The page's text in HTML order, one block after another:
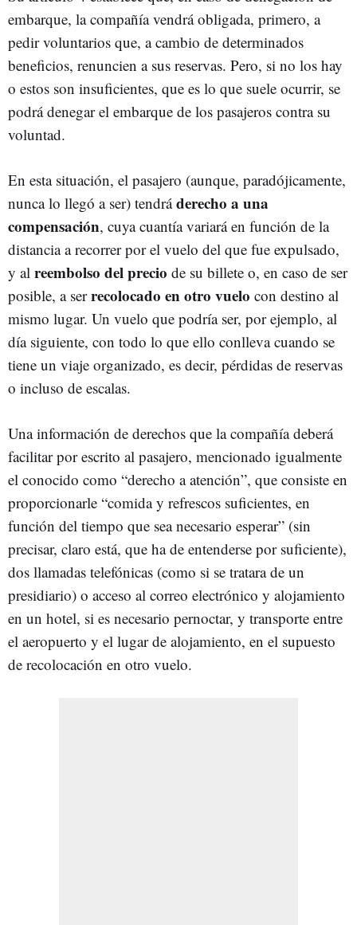
embarque, la compañía vendrá obligada, primero, a
pedir voluntarios que, a cambio de determinados
beneficios, renuncien a sus reservas. Pero, si no los hay
o estos son insuficientes, que es lo que suele ocurrir, se
podrá denegar el embarque de los pasajeros contra su
voluntad.
En esta situación, el pasajero (aunque, paradójicamente,
nunca lo llegó a ser) tendráderecho a una
compensación, cuya cuantía variará en función de la
distancia a recorrer por el vuelo del que fue expulsado,
y al reembolso del precio de su billete o, en caso de ser
posible, a serrecolocado en otro vuelo con destino al
mismo lugar. Un vuelo que podría ser, por ejemplo, al
día siguiente, con todo lo que ello conlleva cuando se
tiene un viaje organizado, es decir, pérdidas de reservas
o incluso de escalas.
Una información de derechos que la compañía deberá
facilitar por escrito al pasajero, mencionado igualmente
el conocido como “derecho a atención”, que consiste en
proporcionarle “comida y refrescos suficientes, en
función del tiempo que sea necesario esperar” (sin
precisar, claro está, que ha de entenderse por suficiente),
dos llamadas telefónicas (como si se tratara de un
presidiario) o acceso al correo electrónico y alojamiento
en un hotel, si es necesario pernoctar, y transporte entre
el aeropuerto y el lugar de alojamiento, en el supuesto
de recolocación en otro vuelo.